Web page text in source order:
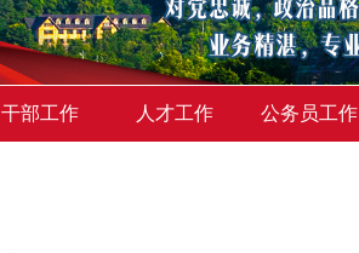
干部工作 人才工作 公务员工作